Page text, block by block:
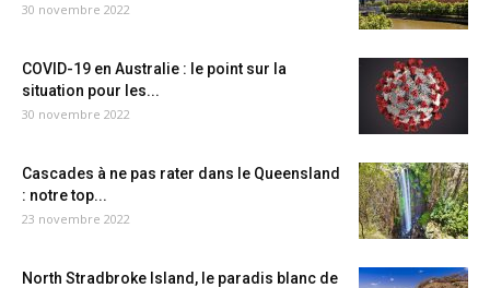
30 novembre 2022
COVID-19 en Australie : le point sur la
situation pour les...
30 novembre 2022
Cascades à ne pas rater dans le Queensland
: notre top...
23 novembre 2022
North Stradbroke Island, le paradis blanc de